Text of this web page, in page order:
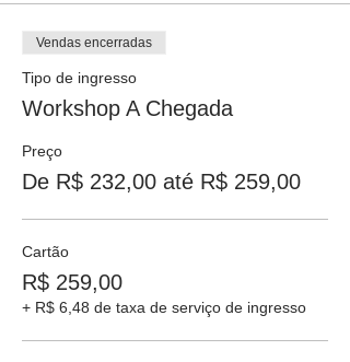
Vendas encerradas
Tipo de ingresso
Workshop A Chegada
Preço
De R$ 232,00 até R$ 259,00
Cartão
R$ 259,00
+ R$ 6,48 de taxa de serviço de ingresso